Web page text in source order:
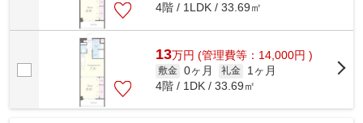
4階 / 1LDK / 33.69㎡
13万円 (管理費等：14,000円 )
敷金 0ヶ月 礼金
1ヶ月
4階 / 1DK / 33.69㎡